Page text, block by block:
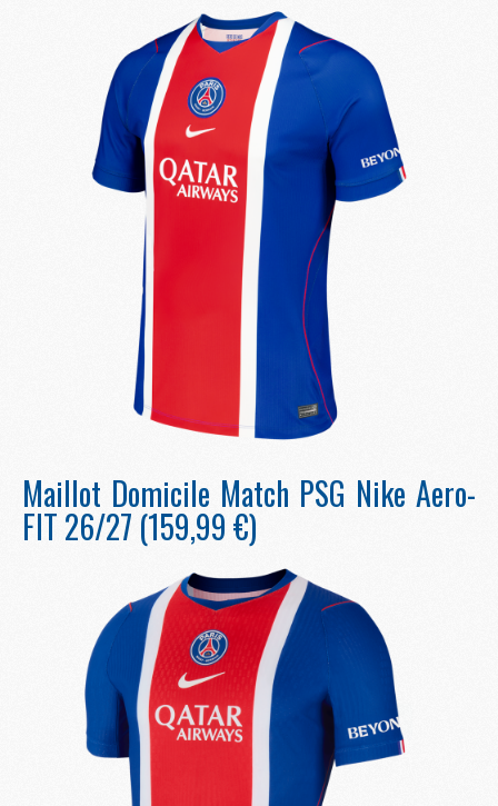
Maillot Domicile Match PSG Nike Aero-
FIT 26/27 (159,99 €)